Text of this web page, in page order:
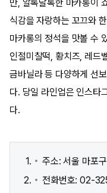
만, 알록달록한 마카롱이
식감을 자랑하는 꼬끄와
마카롱의 정석을 맛볼 수
인절미찰떡, 황치즈, 레드
금바닐라 등 다양하게 선
다. 당일 라인업은 인스타
다.
주소: 서울 마포
전화번호: 02-